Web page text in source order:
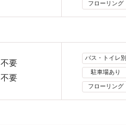
フローリング
不要
不要
バス・トイレ別
駐車場あり
フローリング